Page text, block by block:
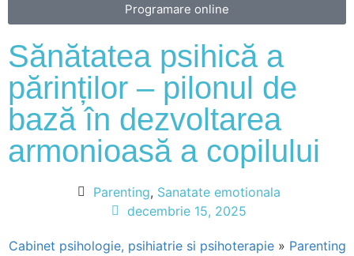
Programare online
Sănătatea psihică a
părinților – pilonul de
bază în dezvoltarea
armonioasă a copilului
Parenting, Sanatate emotionala
decembrie 15, 2025
Cabinet psihologie, psihiatrie si psihoterapie» Parenting